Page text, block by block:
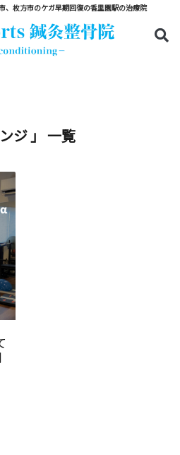
、枚方市のケガ早期回復の香里園駅の治療院
ンジ 」 一覧